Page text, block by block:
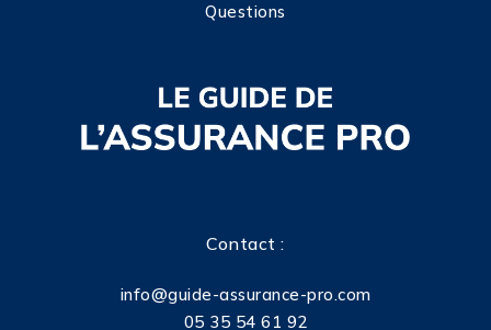
Questions
Contact :
info@guide-assurance-pro.com
05 35 54 61 92